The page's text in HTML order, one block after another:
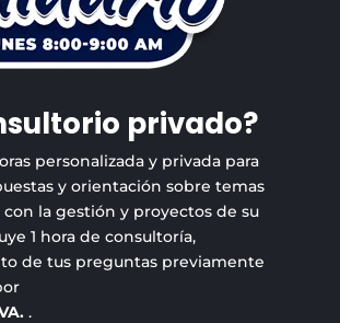
privado?
personalizada y privada para
y orientación sobre temas
con la gestión y proyectos de su
1 hora de consultoría,
de tus preguntas previamente
.